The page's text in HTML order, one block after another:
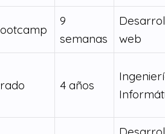
9
semanas
web
4 años